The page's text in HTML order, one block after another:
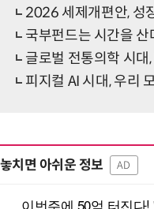
2026 세제개편안, 성
국부펀드는 시간을 산
글로벌 전통의학 시
피지컬 AI 시대, 우리
놓치면 아쉬운 정보 AD